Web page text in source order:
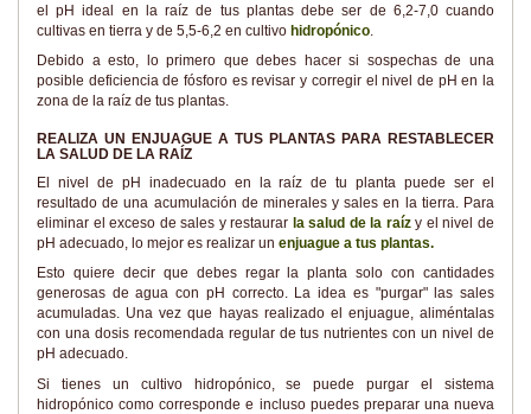
el pH ideal en la raíz de tus plantas debe ser de 6,2-7,0 cuando
cultivas en tierra y de 5,5-6,2 en cultivo hidropónico
Debido a esto, lo primero que debes hacer si sospechas de una
posible deficiencia de fósforo es revisar y corregir el nivel de pH en la
zona de la raíz de tus plantas.
REALIZA UN ENJUAGUE A TUS PLANTAS PARA RESTABLECER
LA SALUD DE LA RAÍZ
El nivel de pH inadecuado en la raíz de tu planta puede ser el
resultado de una acumulación de minerales y sales en la tierra. Para
eliminar el exceso de sales y restaurar la salud de la raízy el nivel de
pH adecuado, lo mejor es realizar un enjuague a tus plantas.
Esto quiere decir que debes regar la planta solo con cantidades
generosas de agua con pH correcto. La idea es "purgar" las sales
acumuladas. Una vez que hayas realizado el enjuague, aliméntalas
con una dosis recomendada regular de tus nutrientes con un nivel de
pH adecuado.
Si tienes un cultivo hidropónico, se puede purgar el sistema
hidropónico como corresponde e incluso puedes preparar una nueva